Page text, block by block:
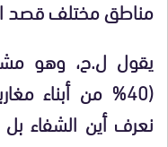
مناطق مختلف قصد
(40% من أبناء
نعرف أين الشفاء